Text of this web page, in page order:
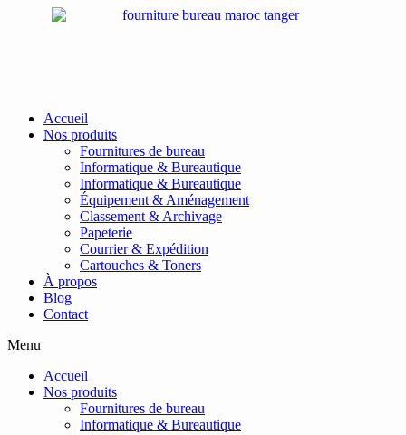
Accueil
Nos produits
Fournitures de bureau
Informatique & Bureautique
Informatique & Bureautique
Équipement & Aménagement
Classement & Archivage
Papeterie
Courrier & Expédition
Cartouches & Toners
À propos
Blog
Contact
Menu
Accueil
Nos produits
Fournitures de bureau
Informatique & Bureautique